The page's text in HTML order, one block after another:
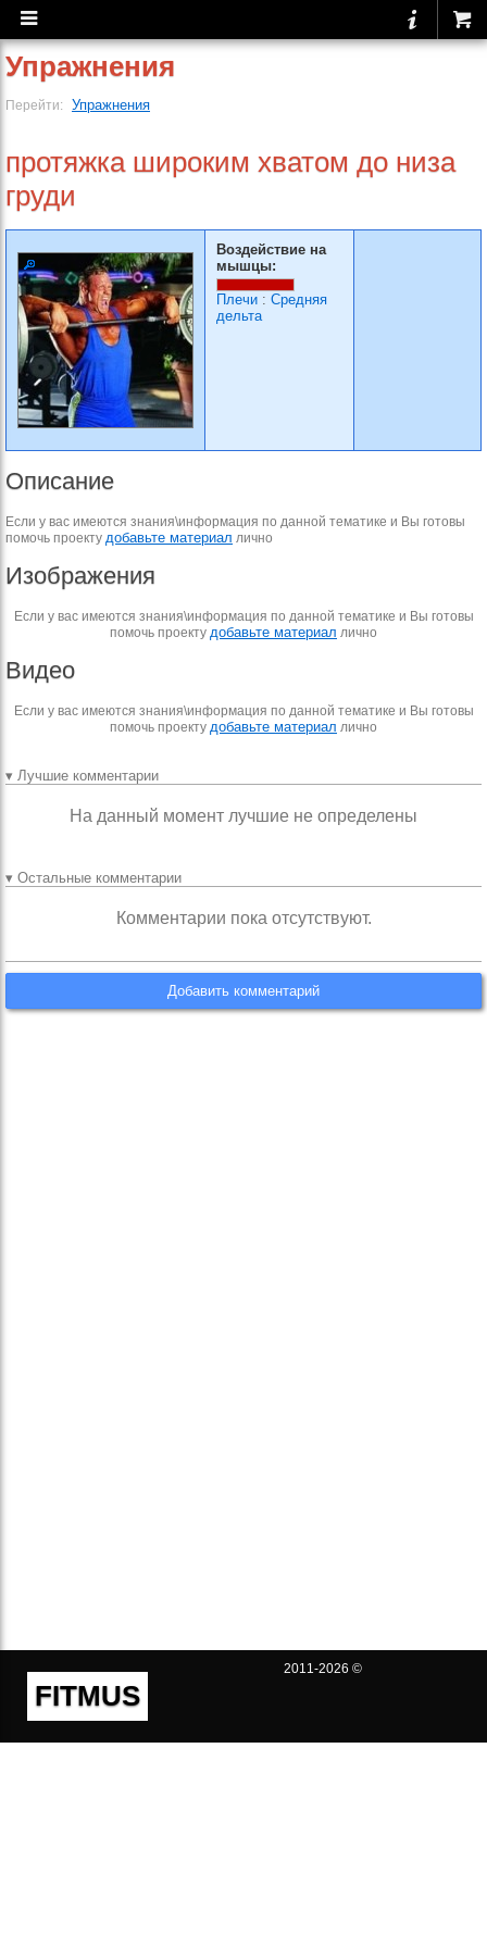
Упражнения
Перейти: Упражнения
протяжка широким хватом до низа
груди
Воздействие на
мышцы:
Плечи : Средняя
дельта
Описание
Если у вас имеются знания\информация по данной тематике и Вы готовы
помочь проекту добавьте материал лично
Изображения
Если у вас имеются знания\информация по данной тематике и Вы готовы
помочь проекту добавьте материал лично
Видео
Если у вас имеются знания\информация по данной тематике и Вы готовы
помочь проекту добавьте материал лично
▾ Лучшие комментарии
На данный момент лучшие не определены
▾ Остальные комментарии
Комментарии пока отсутствуют.
Добавить комментарий
FITMUS
2011-2026 ©